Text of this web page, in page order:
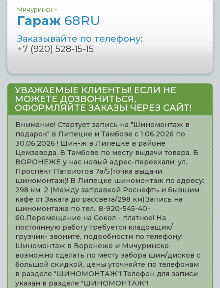
Мичуринск
Гараж 68RU
Заказывайте по телефону:
+7 (920) 528-15-15
УВАЖАЕМЫЕ КЛИЕНТЫ! ЕСЛИ НЕ
МОЖЕТЕ ДОЗВОНИТЬСЯ,
ОФОРМЛЯЙТЕ ЗАКАЗЫ ЧЕРЕЗ САЙТ!
Внимание! Стартует запись на "Шиномонтаж в
подарок" в Липецке и Тамбове с 1.06.2026 по
30.06.2026 ! Шин-ж в Липецке в районе
Цемзавода. В Тамбове по месту выдачи товара. В
ВОРОНЕЖЕ у нас новый адрес-переехали: ул.
Проспект Патриотов 7а/5(точка выдачи
шиномонтаж)! В Липецке шиномонтаж по адресу:
298 км, 2 (Между заправкой Роснефть и бывшим
кафе от Заката до рассвета/298 км).Запись на
шиномонтажа по тел.: 8-920-545-40-
60.Перемещение на Сокол - платное! На
постоянную работу требуется кладовщик/
грузчик- звоните, подробности по телефону!
Шиномонтаж в Воронеже и Мичуринске
возможно сделать по месту забора шин/дисков с
большой скидкой, цены уточняйте по телефонам
в разделе "ШИНОМОНТАЖ"! Телефон для записи
указан в разделе "ШИНОМОНТАЖ"!